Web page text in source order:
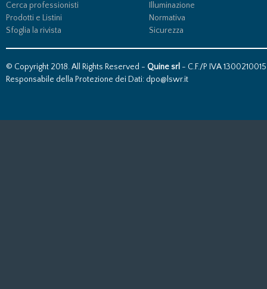
Cerca professionisti
Prodotti e Listini
Sfoglia la rivista
Illuminazione
Normativa
Sicurezza
© Copyright 2018. All Rights Reserved - Quine srl - C.F./P IVA
Responsabile della Protezione dei Dati: dpo@lswr.it